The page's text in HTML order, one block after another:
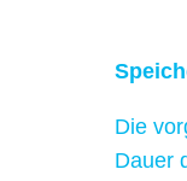
Die
Dauer